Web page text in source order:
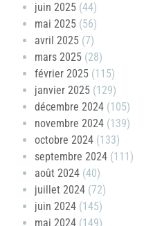
juin 2025 (44)
mai 2025 (56)
avril 2025 (7)
mars 2025 (28)
février 2025 (115)
janvier 2025 (129)
décembre 2024 (105)
novembre 2024 (139)
octobre 2024 (133)
septembre 2024 (111)
août 2024 (40)
juillet 2024 (72)
juin 2024 (145)
mai 2024 (149)